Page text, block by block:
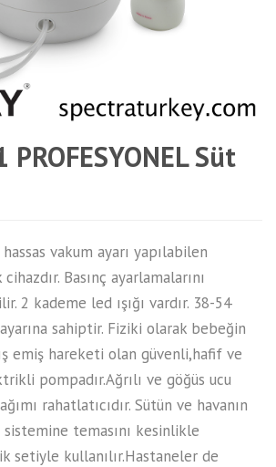
Süt
vakum ayarı yapılabilen
Basınç ayarlamalarını
2 kademe led ışığı vardır. 38-54
sahiptir. Fiziki olarak bebeğin
emiş hareketi olan güvenli,hafif ve
pompadır.Ağrılı ve göğüs ucu
rahatlatıcıdır. Sütün ve havanın
temasını kesinlikle
setiyle kullanılır.Hastaneler de